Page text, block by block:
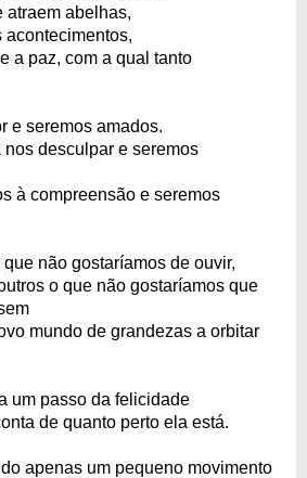
atraem abelhas,
acontecimentos,
a paz, com a qual tanto
e seremos amados.
nos desculpar e seremos
à compreensão e seremos
não gostaríamos de ouvir,
o que não gostaríamos que
mundo de grandezas a orbitar
um passo da felicidade
de quanto perto ela está.
apenas um pequeno movimento